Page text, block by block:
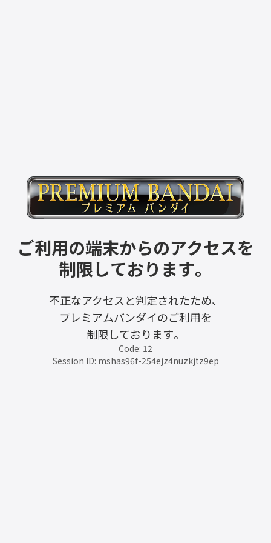
ご利用の端末からのアクセスを
制限しております。
不正なアクセスと判定されたため、
プレミアムバンダイのご利用を
制限しております。
Code: 12
Session ID: mshas96f-254ejz4nuzkjtz9ep